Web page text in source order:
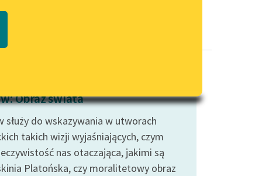
PDF
wrażliwych
Deklaracja dostępności
Obraz świata
służy do wskazywania w utworach
takich wizji wyjaśniających, czym
nas otaczająca, jakimi są
Platońska, czy moralitetowy obraz